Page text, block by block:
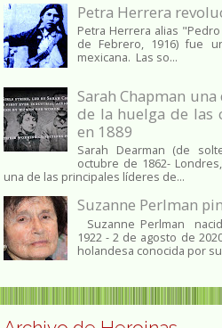
Petra Herrera
Petra Herrera alias
de Febrero, 1916) fue
mexicana. Las so...
Sarah Chapman
de la huelga de las
en 1889
Sarah Dearman (de
octubre de 1862​-
una de las principales líderes de...
Suzanne Perlman
Suzanne Perlman
1922 - 2 de agosto de
holandesa conocida por